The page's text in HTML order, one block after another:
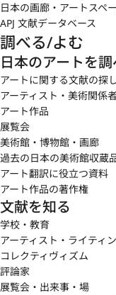
日本の画廊・アートスペ
APJ 文献データベース
調べる/よむ
日本のアートを調
アートに関する文献の探
アーティスト・美術関係
アート作品
展覧会
美術館・博物館・画廊
過去の日本の美術館収蔵
アート翻訳に役立つ資料
アート作品の著作権
文献を知る
学校・教育
アーティスト・ライティ
コレクティヴィズム
評論家
展覧会・出来事・場